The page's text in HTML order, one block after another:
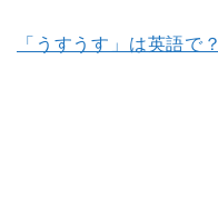
「うすうす」は英語で？